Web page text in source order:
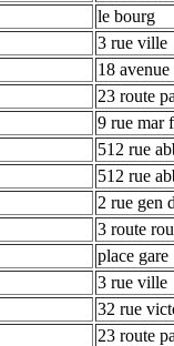
le bourg
3 rue ville
18 avenue
23 route
9 rue mar
512 rue
512 rue
2 rue gen
3 route
place gare
3 rue ville
32 rue
23 route